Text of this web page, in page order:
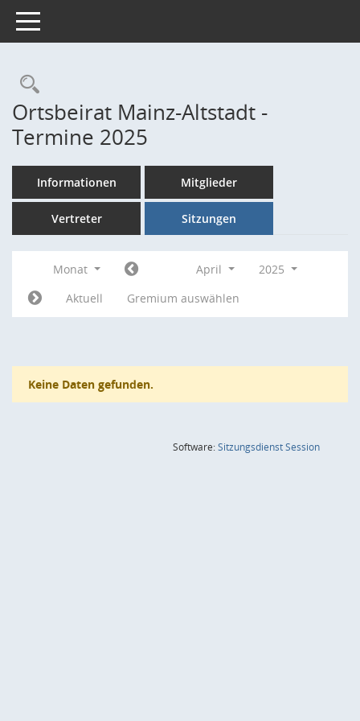
Toggle navigation
Rechercheauswahl
Ortsbeirat Mainz-Altstadt -
Termine 2025
Informationen Mitglieder
Vertreter Sitzungen
Monat April
2025
Aktuell
Gremium auswählen
Keine Daten gefunden.
Software:SitzungsdienstSession(Wird in